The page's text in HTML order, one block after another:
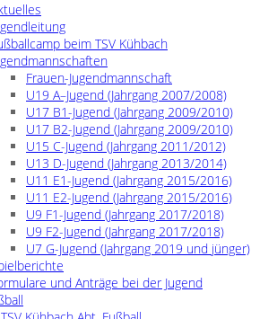
beim TSV Kühbach
Frauen-Jugendmannschaft
U19 A–Jugend (Jahrgang 2007/2008)
U17 B1-Jugend (Jahrgang 2009/2010)
U17 B2-Jugend (Jahrgang 2009/2010)
U15 C-Jugend (Jahrgang 2011/2012)
U13 D-Jugend (Jahrgang 2013/2014)
U11 E1-Jugend (Jahrgang 2015/2016)
U11 E2-Jugend (Jahrgang 2015/2016)
U9 F1-Jugend (Jahrgang 2017/2018)
U9 F2-Jugend (Jahrgang 2017/2018)
U7 G-Jugend (Jahrgang 2019 und jünger)
und Anträge bei der Jugend